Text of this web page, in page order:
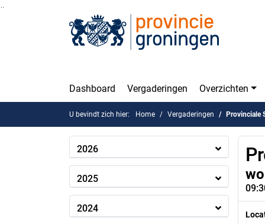
Ga naar de inhoud van deze pagina
Dashboard Vergaderingen Overzichten
U bevindt zich hier: Home Vergaderingen Provinciale
2026
2025
2024